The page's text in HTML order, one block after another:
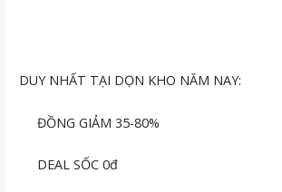
DUY NHẤT TẠI DỌN KHO NĂM NAY:
ĐỒNG GIẢM 35-80%
DEAL SỐC 0đ